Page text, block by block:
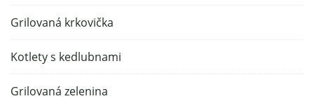
Grilovaná krkovička
Kotlety s kedlubnami
Grilovaná zelenina